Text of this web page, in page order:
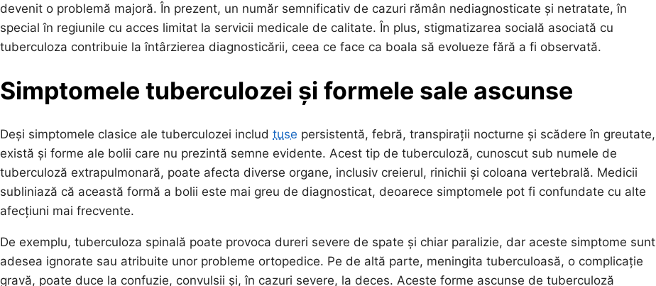
devenit o problemă majoră. În prezent, un număr semnificativ de cazuri rămân nediagnosticate și netratate, în
special în regiunile cu acces limitat la servicii medicale de calitate. În plus, stigmatizarea socială asociată cu
tuberculoza contribuie la întârzierea diagnosticării, ceea ce face ca boala să evolueze fără a fi observată.
Simptomele tuberculozei și formele sale ascunse
Deși simptomele clasice ale tuberculozei includ tuse persistentă, febră, transpirații nocturne și scădere în greutate,
există și forme ale bolii care nu prezintă semne evidente. Acest tip de tuberculoză, cunoscut sub numele de
tuberculoză extrapulmonară, poate afecta diverse organe, inclusiv creierul, rinichii și coloana vertebrală. Medicii
subliniază că această formă a bolii este mai greu de diagnosticat, deoarece simptomele pot fi confundate cu alte
afecțiuni mai frecvente.
De exemplu, tuberculoza spinală poate provoca dureri severe de spate și chiar paralizie, dar aceste simptome sunt
adesea ignorate sau atribuite unor probleme ortopedice. Pe de altă parte, meningita tuberculoasă, o complicație
gravă, poate duce la confuzie, convulsii și, în cazuri severe, la deces. Aceste forme ascunse de tuberculoză